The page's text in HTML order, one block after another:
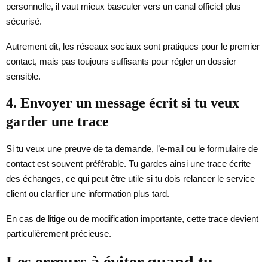
personnelle, il vaut mieux basculer vers un canal officiel plus
sécurisé.
Autrement dit, les réseaux sociaux sont pratiques pour le premier
contact, mais pas toujours suffisants pour régler un dossier
sensible.
4. Envoyer un message écrit si tu veux
garder une trace
Si tu veux une preuve de ta demande, l’e-mail ou le formulaire de
contact est souvent préférable. Tu gardes ainsi une trace écrite
des échanges, ce qui peut être utile si tu dois relancer le service
client ou clarifier une information plus tard.
En cas de litige ou de modification importante, cette trace devient
particulièrement précieuse.